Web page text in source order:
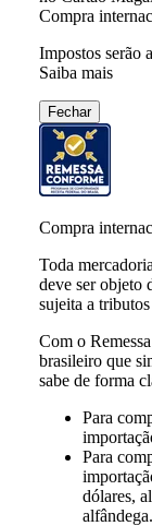
Compra
Impostos serão
Saiba mais
Fechar
Compra
Toda
deve ser objeto
sujeita a
Com o
brasileiro que
sabe de forma
Para
Para
dólares,
alfândega.